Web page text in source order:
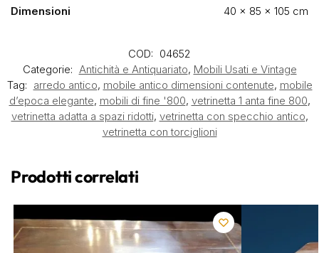
Dimensioni 40 × 85 × 105 cm
COD: 04652
Categorie: Antichità e Antiquariato, Mobili Usati e Vintage
Tag: arredo antico, mobile antico dimensioni contenute, mobile
d’epoca elegante, mobili di fine '800, vetrinetta 1 anta fine 800,
vetrinetta adatta a spazi ridotti, vetrinetta con specchio antico,
vetrinetta con torciglioni
Prodotti correlati